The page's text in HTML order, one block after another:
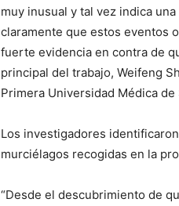
muy inusual y tal vez indica
claramente que estos eventos
fuerte evidencia en contra de
principal del trabajo, Weifeng
Primera Universidad Médica de
Los investigadores
murciélagos recogidas en la
“Desde el descubrimiento de